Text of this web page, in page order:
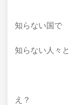
知らない国で
知らない人々と
え？